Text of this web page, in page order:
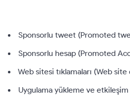
Sponsorlu tweet (Promoted
Sponsorlu hesap (Promoted
Web sitesi tıklamaları (Web site
Uygulama yükleme ve